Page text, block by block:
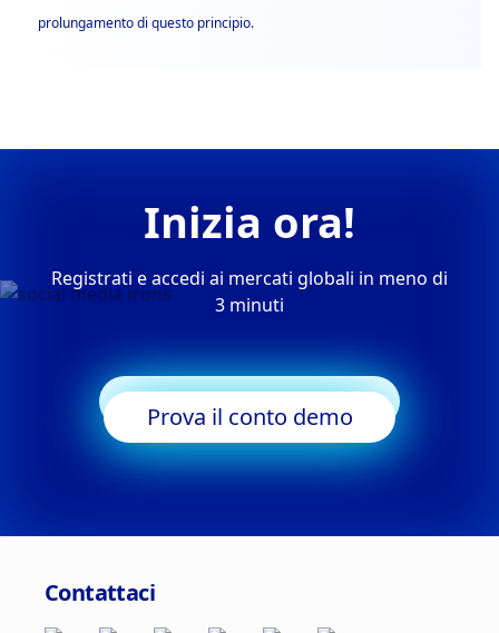
prolungamento di questo principio.
Inizia ora!
Registrati e accedi ai mercati globali in meno di
3 minuti
Inizia a fare trading
Prova il conto demo
Contattaci